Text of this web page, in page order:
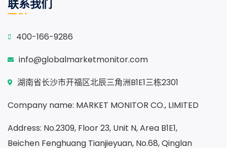
联系我们
400-166-9286
info@globalmarketmonitor.com
湖南省长沙市开福区北辰三角洲B1E1三栋2301
Company name: MARKET MONITOR CO., LIMITED
Address: No.2309, Floor 23, Unit N, Area B1E1,
Beichen Fenghuang Tianjieyuan, No.68, Qinglan